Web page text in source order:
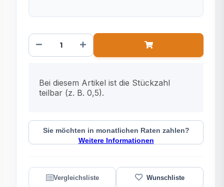
Bei diesem Artikel ist die Stückzahl
teilbar (z. B. 0,5).
Sie möchten in monatlichen Raten zahlen?
Weitere Informationen